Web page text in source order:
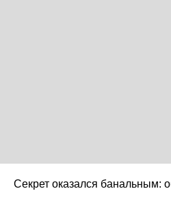
Секрет оказался банальным: